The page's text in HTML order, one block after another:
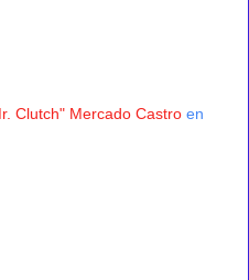
Clutch" Mercado Castro en